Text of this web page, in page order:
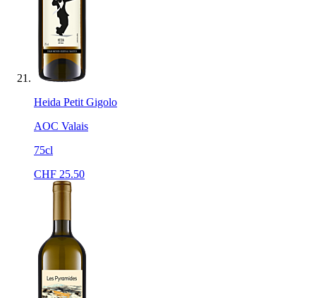
Heida Petit Gigolo
AOC Valais
75cl
CHF 25.50